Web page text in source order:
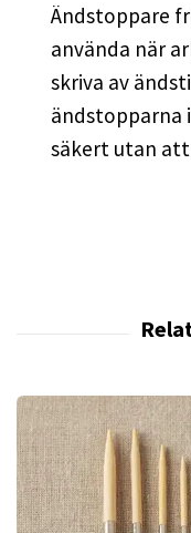
Ändstoppare
använda när
skriva av
ändstopparna
säkert utan